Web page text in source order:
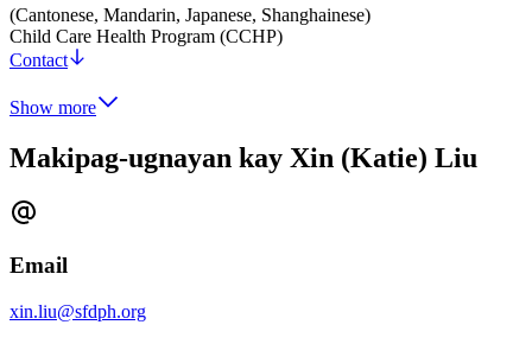
(Cantonese, Mandarin, Japanese, Shanghainese)
Child Care Health Program (CCHP)
Contact
Show more
Makipag-ugnayan kay Xin (Katie) Liu
Email
xin.liu@sfdph.org